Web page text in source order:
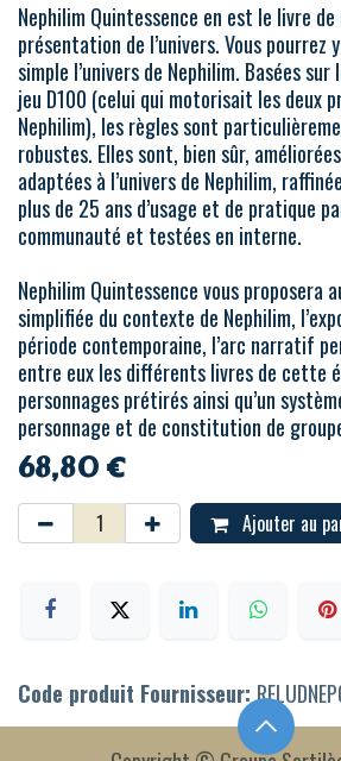
Nephilim Quintessence en est le livre
présentation de l’univers. Vous pourrez
simple l’univers de Nephilim. Basées
jeu D100 (celui qui motorisait les deux
Nephilim), les règles sont
robustes. Elles sont, bien sûr,
adaptées à l’univers de Nephilim,
plus de 25 ans d’usage et de pratique
communauté et testées en interne.
Nephilim Quintessence vous proposera
simplifiée du contexte de Nephilim,
période contemporaine, l’arc narratif
entre eux les différents livres de cette
personnages prétirés ainsi qu’un
personnage et de constitution de
68,80€
Ajouter au
Code produit Fournisseur: